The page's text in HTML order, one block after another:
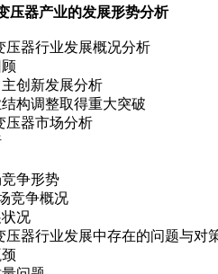
器产业的发展形势分析
器行业发展概况分析
创新发展分析
构调整取得重大突破
器市场分析
争形势
竞争概况
况
器行业发展中存在的问题与对